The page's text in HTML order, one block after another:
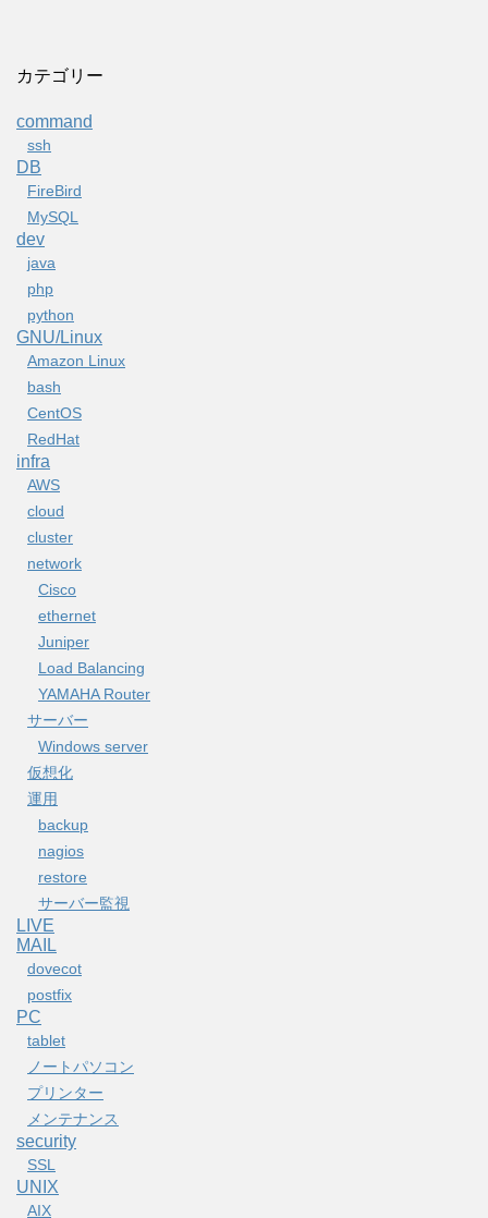
カテゴリー
command
ssh
DB
FireBird
MySQL
dev
java
php
python
GNU/Linux
Amazon Linux
bash
CentOS
RedHat
infra
AWS
cloud
cluster
network
Cisco
ethernet
Juniper
Load Balancing
YAMAHA Router
サーバー
Windows server
仮想化
運用
backup
nagios
restore
サーバー監視
LIVE
MAIL
dovecot
postfix
PC
tablet
ノートパソコン
プリンター
メンテナンス
security
SSL
UNIX
AIX